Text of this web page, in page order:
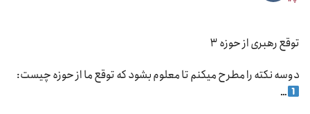
توقع رهبری از حوزه ۳
دوسه نکته را مطرح میکنم تا معلوم بشود که توقع ما از حوزه چیست:
…